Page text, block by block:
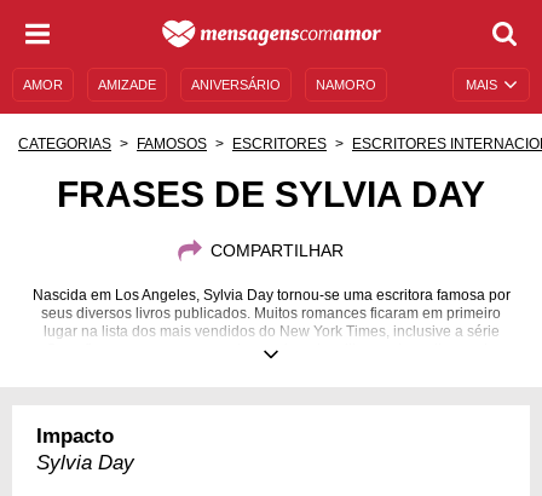
MAIS
AMOR AMIZADE ANIVERSÁRIO NAMORO
CATEGORIAS FAMOSOS ESCRITORES ESCRITORES
FRASES DE SYLVIA DAY
COMPARTILHAR
Nascida em Los Angeles, Sylvia Day tornou-se uma escritora famosa por
seus diversos livros publicados. Muitos romances ficaram em primeiro
lugar na lista dos mais vendidos do New York Times, inclusive a série
Crossfire, que vem arrancando suspiros de milhares de mulheres do
Impacto
Sylvia Day